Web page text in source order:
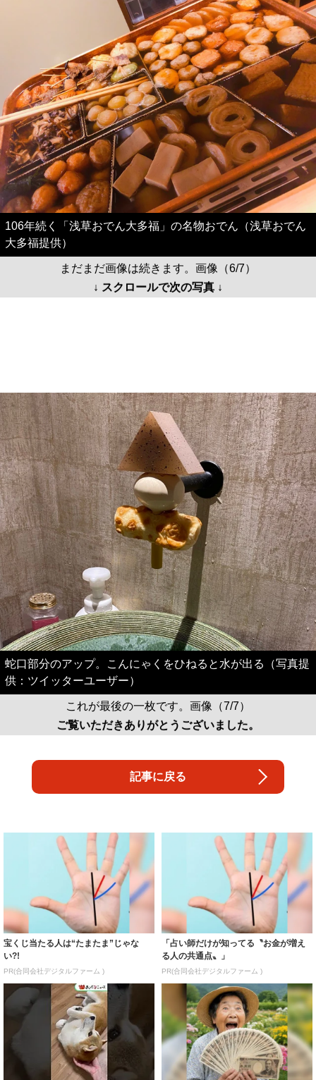
106年続く「浅草おでん大多福」の名物おでん（浅草おでん
大多福提供）
まだまだ画像は続きます。画像（6/7）
↓ スクロールで次の写真 ↓
蛇口部分のアップ。こんにゃくをひねると水が出る（写真提
供：ツイッターユーザー）
これが最後の一枚です。画像（7/7）
ご覧いただきありがとうございました。
記事に戻る
宝くじ当たる人は“たまたま”じゃな
い?!
PR(合同会社デジタルファーム )
「占い師だけが知ってる〝お金が増え
る人の共通点〟」
PR(合同会社デジタルファーム )